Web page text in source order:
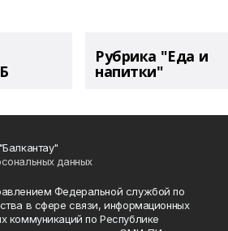
Рубрика "Еда и
напитки"
данных
Федеральной службой по
в сфере связи, информационных
коммуникаций по Республике